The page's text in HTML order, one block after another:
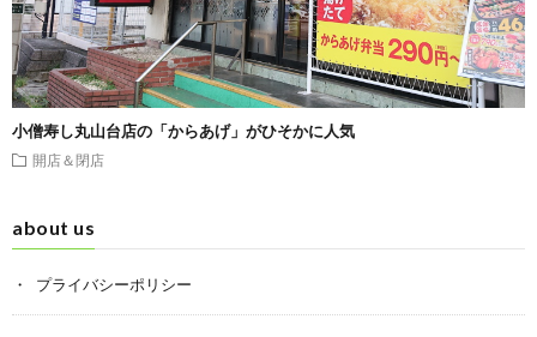
小僧寿し丸山台店の「からあげ」がひそかに人気
開店＆閉店
about us
プライバシーポリシー